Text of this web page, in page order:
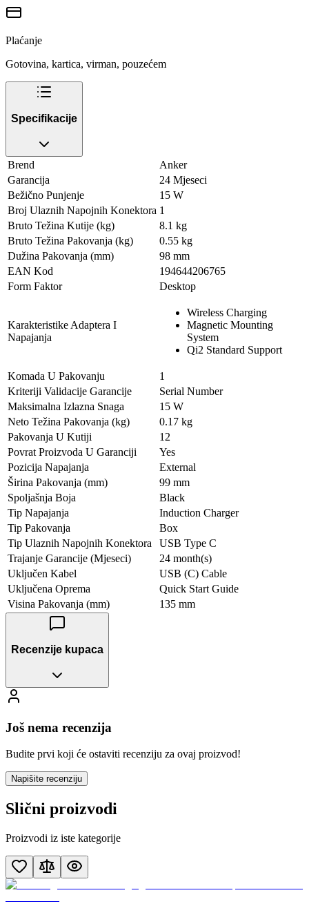
Plaćanje
Gotovina, kartica, virman, pouzećem
Specifikacije
Brend
Anker
Garancija
24 Mjeseci
Bežično Punjenje
15 W
Broj Ulaznih Napojnih Konektora 1
Bruto Težina Kutije (kg)
8.1 kg
Bruto Težina Pakovanja (kg)
0.55 kg
Dužina Pakovanja (mm)
98 mm
EAN Kod
194644206765
Form Faktor
Desktop
Karakteristike Adaptera I
Napajanja
Wireless Charging
Magnetic Mounting
System
Qi2 Standard Support
Komada U Pakovanju
1
Kriteriji Validacije Garancije
Serial Number
Maksimalna Izlazna Snaga
15 W
Neto Težina Pakovanja (kg)
0.17 kg
Pakovanja U Kutiji
12
Povrat Proizvoda U Garanciji
Yes
Pozicija Napajanja
External
Širina Pakovanja (mm)
99 mm
Spoljašnja Boja
Black
Tip Napajanja
Induction Charger
Tip Pakovanja
Box
Tip Ulaznih Napojnih Konektora
USB Type C
Trajanje Garancije (Mjeseci)
24 month(s)
Uključen Kabel
USB (C) Cable
Uključena Oprema
Quick Start Guide
Visina Pakovanja (mm)
135 mm
Recenzije kupaca
Još nema recenzija
Budite prvi koji će ostaviti recenziju za ovaj proizvod!
Napišite recenziju
Slični proizvodi
Proizvodi iz iste kategorije